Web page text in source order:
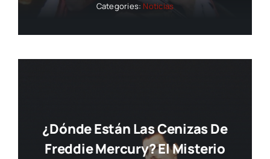
Categories: Noticias
¿Dónde Están Las Cenizas De
Freddie Mercury? El Misterio